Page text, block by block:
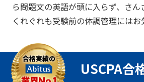
ら問題文の英語が頭に入らず、さん
くれぐれも受験前の体調管理にはお
USCPA合